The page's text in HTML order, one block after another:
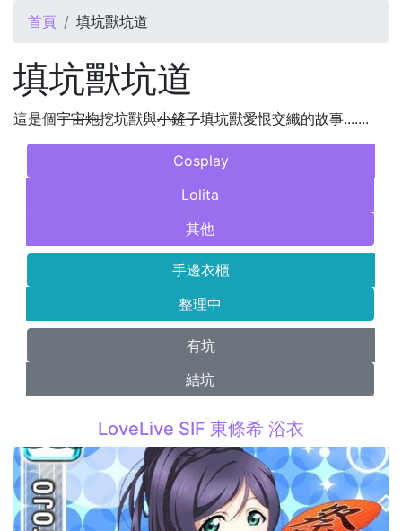
您在這裡
首頁 填坑獸坑道
填坑獸坑道
這是個宇宙炮挖坑獸與小鏟子填坑獸愛恨交織的故事.......
Cosplay
Lolita
其他
手邊衣櫃
整理中
有坑
結坑
LoveLive SIF 東條希 浴衣